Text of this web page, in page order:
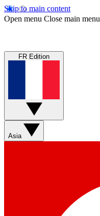
Skip to main content
Open menu Close main menu
FR Edition
Asia